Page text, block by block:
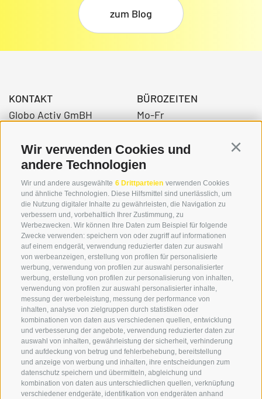
Wir verwenden Cookies und
andere Technologien
Wir und andere ausgewählte 6 Drittparteien verwenden Cookies
und ähnliche Technologien. Diese Hilfsmittel sind unerlässlich, um
die Nutzung digitaler Inhalte zu gewährleisten, die Navigation zu
verbessern und, vorbehaltlich Ihrer Zustimmung, zu
Werbezwecken. Wir können Ihre Daten zum Beispiel für folgende
Zwecke verwenden: speichern von oder zugriff auf informationen
auf einem endgerät, verwendung reduzierter daten zur auswahl
von werbeanzeigen, erstellung von profilen für personalisierte
werbung, verwendung von profilen zur auswahl personalisierter
werbung, erstellung von profilen zur personalisierung von inhalten,
verwendung von profilen zur auswahl personalisierter inhalte,
messung der werbeleistung, messung der performance von
inhalten, analyse von zielgruppen durch statistiken oder
kombinationen von daten aus verschiedenen quellen, entwicklung
und verbesserung der angebote, verwendung reduzierter daten zur
auswahl von inhalten, gewährleistung der sicherheit, verhinderung
und aufdeckung von betrug und fehlerbehebung, bereitstellung
und anzeige von werbung und inhalten, ihre entscheidungen zum
datenschutz speichern und übermitteln, abgleichung und
kombination von daten aus unterschiedlichen quellen, verknüpfung
verschiedener endgeräte, identifikation von endgeräten anhand
zum Blog
KONTAKT
Globo Activ GmBH
39034 Toblach
+39 0474 976139
info@globoalpin.com
BÜROZEITEN
Mo-Fr
14.00 – 17:00 Uhr
SERVICE
Kontakt
Wetter & Lawinen
FAQ & AGB
Schwierigkeitseinteilung
Reisetaschen & Dry Bag
Newsletter
Leihausrüstung
Login
ON TOUR
Wir
Winterprogramm
Sommerprogramm